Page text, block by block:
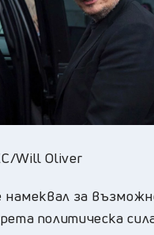
Will Oliver
намеквал за
политическа